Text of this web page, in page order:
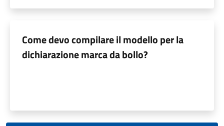
Come devo compilare il modello per la
dichiarazione marca da bollo?